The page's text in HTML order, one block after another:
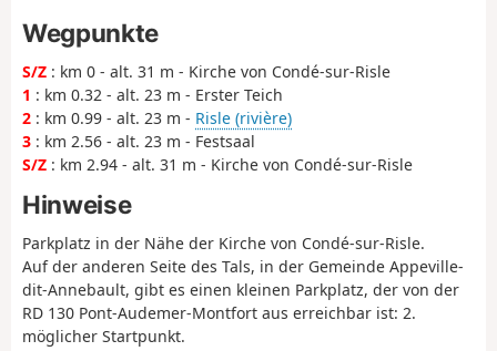
Wegpunkte
S/Z : km 0 - alt. 31 m - Kirche von Condé-sur-Risle
1 : km 0.32 - alt. 23 m - Erster Teich
2 : km 0.99 - alt. 23 m - Risle (rivière)
3 : km 2.56 - alt. 23 m - Festsaal
S/Z : km 2.94 - alt. 31 m - Kirche von Condé-sur-Risle
Hinweise
Parkplatz in der Nähe der Kirche von Condé-sur-Risle.
Auf der anderen Seite des Tals, in der Gemeinde Appeville-
dit-Annebault, gibt es einen kleinen Parkplatz, der von der
RD 130 Pont-Audemer-Montfort aus erreichbar ist: 2.
möglicher Startpunkt.